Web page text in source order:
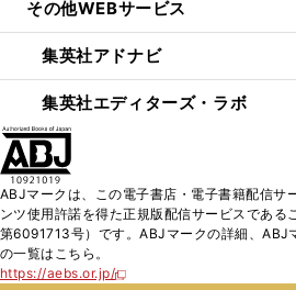
その他WEBサービス
集英社アドナビ
集英社エディターズ・ラボ
ABJマークは、この電子書店・電子書籍配信サ
ンツ使用許諾を得た正規版配信サービスである
第6091713号）です。ABJマークの詳細、ABJ
の一覧はこちら。
https://aebs.or.jp/
新